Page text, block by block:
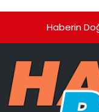
Haberin